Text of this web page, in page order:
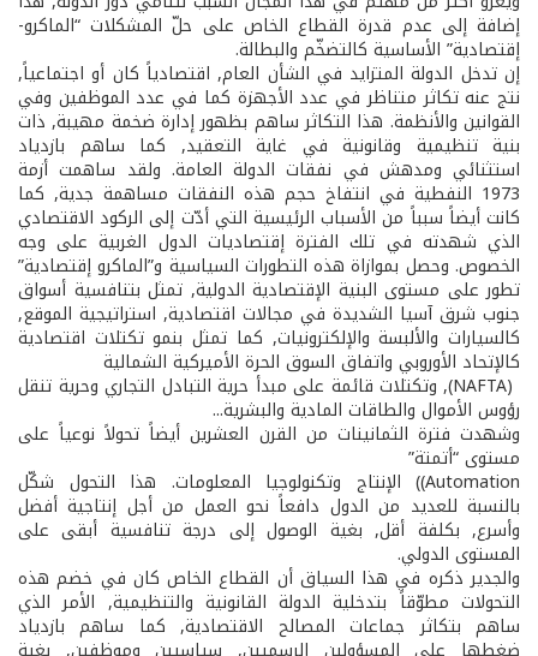
إضافة إلى عدم قدرة القطاع الخاص على حلّ المشكلات “الماكرو­
إقتصادية” الأساسية كالتضخّم والبطالة.
إن تدخل الدولة المتزايد في الشأن العام, اقتصادياً كان أو اجتماعياً,
نتج عنه تكاثر متناظر في عدد الأجهزة كما في عدد الموظفين وفي
القوانين والأنظمة. هذا التكاثر ساهم بظهور إدارة ضخمة مهيبة, ذات
بنية تنظيمية وقانونية في غاية التعقيد, كما ساهم بازدياد
استثنائي ومدهش في نفقات الدولة العامة. ولقد ساهمت أزمة
1973 النفطية في انتفاخ حجم هذه النفقات مساهمة جدية, كما
كانت أيضاً سبباً من الأسباب الرئيسية التي أدّت إلى الركود الاقتصادي
الذي شهدته في تلك الفترة إقتصاديات الدول الغربية على وجه
الخصوص. وحصل بموازاة هذه التطورات السياسية و”الماكرو إقتصادية”
تطور على مستوى البنية الإقتصادية الدولية, تمثل بتنافسية أسواق
جنوب شرق آسيا الشديدة في مجالات اقتصادية, استراتيجية الموقع,
كالسيارات والألبسة والإلكترونيات, كما تمثل بنمو تكتلات اقتصادية
كالإتحاد الأوروبي واتفاق السوق الحرة الأميركية الشمالية
(NAFTA), وتكتلات قائمة على مبدأ حرية التبادل التجاري وحرية تنقل
رؤوس الأموال والطاقات المادية والبشرية...
وشهدت فترة الثمانينات من القرن العشرين أيضاً تحولاً نوعياً على
مستوى “أتمتة”
Automation)) الإنتاج وتكنولوجيا المعلومات. هذا التحول شكّل
بالنسبة للعديد من الدول دافعاً نحو العمل من أجل إنتاجية أفضل
وأسرع, بكلفة أقل, بغية الوصول إلى درجة تنافسية أبقى على
المستوى الدولي.
والجدير ذكره في هذا السياق أن القطاع الخاص كان في خضم هذه
التحولات مطوّقاً بتدخلية الدولة القانونية والتنظيمية, الأمر الذي
ساهم بتكاثر جماعات المصالح الاقتصادية, كما ساهم بازدياد